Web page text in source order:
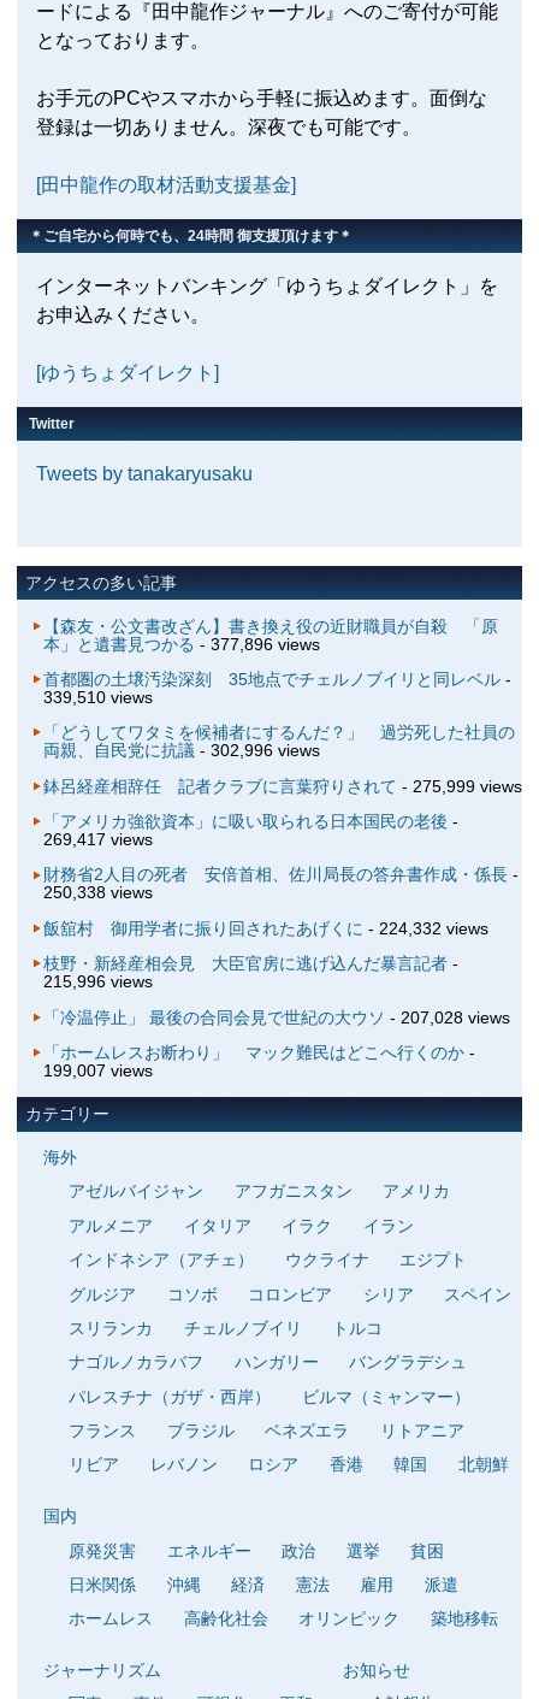
ードによる『田中龍作ジャーナル』へのご寄付が可能
となっております。
お手元のPCやスマホから手軽に振込めます。面倒な
登録は一切ありません。深夜でも可能です。
[田中龍作の取材活動支援基金]
＊ご自宅から何時でも、24時間 御支援頂けます＊
インターネットバンキング「ゆうちょダイレクト」を
お申込みください。
[ゆうちょダイレクト]
Twitter
Tweets by tanakaryusaku
アクセスの多い記事
【森友・公文書改ざん】書き換え役の近財職員が自殺 「原
本」と遺書見つかる - 377,896 views
首都圏の土壌汚染深刻 35地点でチェルノブイリと同レベル-
339,510 views
「どうしてワタミを候補者にするんだ？」 過労死した社員の
両親、自民党に抗議- 302,996 views
鉢呂経産相辞任 記者クラブに言葉狩りされて - 275,999 views
「アメリカ強欲資本」に吸い取られる日本国民の老後 -
269,417 views
財務省2人目の死者 安倍首相、佐川局長の答弁書作成・係長-
250,338 views
飯舘村 御用学者に振り回されたあげくに - 224,332 views
枝野・新経産相会見 大臣官房に逃げ込んだ暴言記者-
215,996 views
「冷温停止」 最後の合同会見で世紀の大ウソ - 207,028 views
「ホームレスお断わり」 マック難民はどこへ行くのか-
199,007 views
カテゴリー
海外
アゼルバイジャン
アフガニスタン
アメリカ
アルメニア
イタリア イラク
イラン
インドネシア（アチェ）
ウクライナ
エジプト
グルジア
コソボ コロンビア シリア
スペイン
スリランカ
チェルノブイリ
トルコ
ナゴルノカラバフ
ハンガリー
バングラデシュ
パレスチナ（ガザ・西岸）
ビルマ（ミャンマー）
フランス
ブラジル ベネズエラ
リトアニア
リビア
レバノン ロシア 香港 韓国 北朝鮮
国内
原発災害
エネルギー 政治 選挙
貧困
日米関係
沖縄 経済 憲法 雇用
派遣
ホームレス
高齢化社会 オリンピック 築地移転
ジャーナリズム
お知らせ